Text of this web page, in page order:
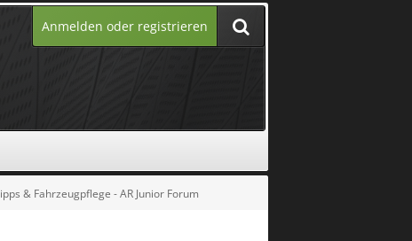
Anmelden oder registrieren
& Fahrzeugpflege - AR Junior Forum